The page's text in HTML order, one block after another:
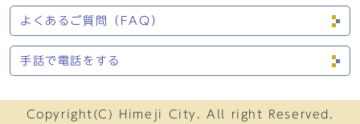
よくあるご質問（FAQ）
手話で電話をする
Copyright(C) Himeji City. All right Reserved.